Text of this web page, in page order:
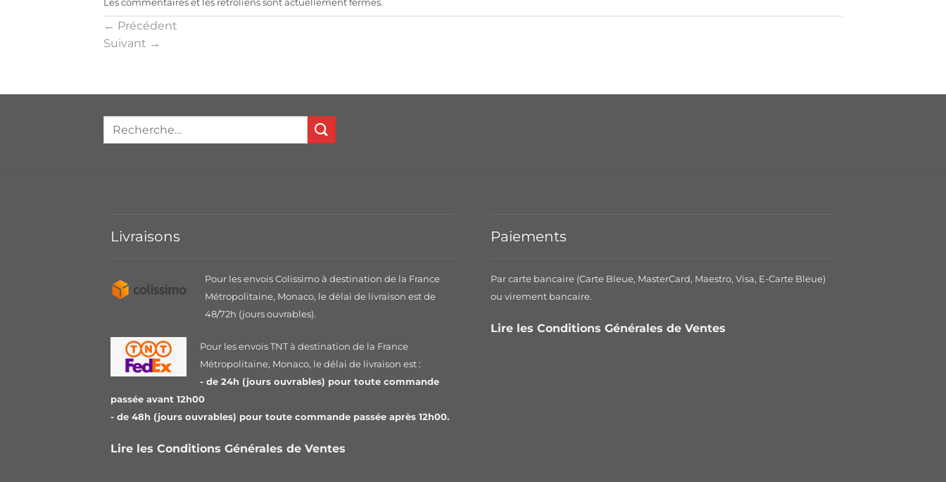
Les commentaires et les rétroliens sont actuellement fermés.
← Précédent
Suivant →
Livraisons
Pour les envois Colissimo à destination de la France
Métropolitaine, Monaco, le délai de livraison est de
48/72h (jours ouvrables).
Pour les envois TNT à destination de la France
Métropolitaine, Monaco, le délai de livraison est :
- de 24h (jours ouvrables) pour toute commande
passée avant 12h00
- de 48h (jours ouvrables) pour toute commande passée après 12h00.
Lire les Conditions Générales de Ventes
Paiements
Par carte bancaire (Carte Bleue, MasterCard, Maestro, Visa, E-Carte Bleue)
ou virement bancaire.
Lire les Conditions Générales de Ventes